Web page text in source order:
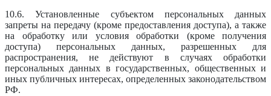
10.6. Установленные субъектом персональных данных
запреты на передачу (кроме предоставления доступа), а также
на обработку или условия обработки (кроме получения
доступа) персональных данных, разрешенных для
распространения, не действуют в случаях обработки
персональных данных в государственных, общественных и
иных публичных интересах, определенных законодательством
РФ.